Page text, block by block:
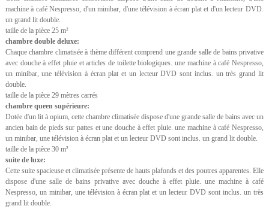
machine à café Nespresso, d'un minibar, d'une télévision à écran plat et d'un lecteur DVD.
un grand lit double.
taille de la pièce 25 m²
chambre double deluxe:
Chaque chambre climatisée à thème différent comprend une grande salle de bains privative
avec douche à effet pluie et articles de toilette biologiques. une machine à café Nespresso,
un minibar, une télévision à écran plat et un lecteur DVD sont inclus. un très grand lit
double.
taille de la pièce 29 mètres carrés
chambre queen supérieure:
Dotée d'un lit à opium, cette chambre climatisée dispose d'une grande salle de bains avec un
ancien bain de pieds sur pattes et une douche à effet pluie. une machine à café Nespresso,
un minibar, une télévision à écran plat et un lecteur DVD sont inclus. un grand lit double.
taille de la pièce 30 m²
suite de luxe:
Cette suite spacieuse et climatisée présente de hauts plafonds et des poutres apparentes. Elle
dispose d'une salle de bains privative avec douche à effet pluie. une machine à café
Nespresso, un minibar, une télévision à écran plat et un lecteur DVD sont inclus. un très
grand lit double.